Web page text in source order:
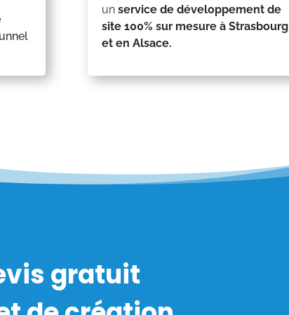
unservice de développement de
site 100% sur mesure à Strasbourg
et en Alsace.
gratuit